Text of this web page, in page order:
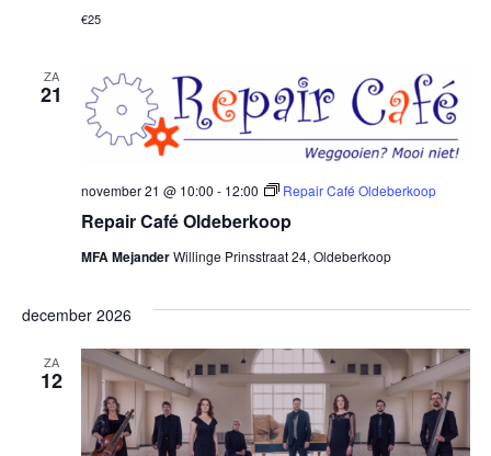
€25
ZA
21
Repair Café Oldeberkoop
november 21 @ 10:00 - 12:00 Repair Café Oldeberkoop
MFA MejanderWillinge Prinsstraat 24, Oldeberkoop
december 2026
ZA
12